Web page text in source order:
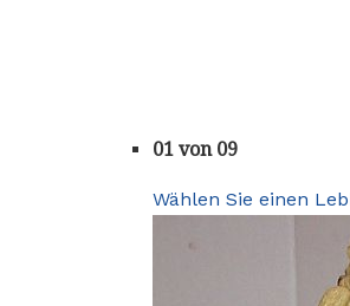
01 von 09
Wählen Sie einen